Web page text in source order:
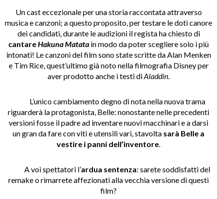
Un cast eccezionale per una storia raccontata attraverso
musica e canzoni; a questo proposito, per testare le doti canore
dei candidati, durante le audizioni il regista ha chiesto di
cantareHakuna Matata in modo da poter scegliere solo i più
intonati! Le canzoni del film sono state scritte da Alan Menken
e Tim Rice, quest’ultimo già noto nella filmografia Disney per
aver prodotto anche i testi diAladdin.
L’unico cambiamento degno di nota nella nuova trama
riguarderà la protagonista, Belle: nonostante nelle precedenti
versioni fosse il padre ad inventare nuovi macchinari e a darsi
un gran da fare con viti e utensili vari, stavolta sarà Belle a
vestire i panni dell’inventore.
A voi spettatori l’ardua sentenza: sarete soddisfatti del
remake o rimarrete affezionati alla vecchia versione di questi
film?